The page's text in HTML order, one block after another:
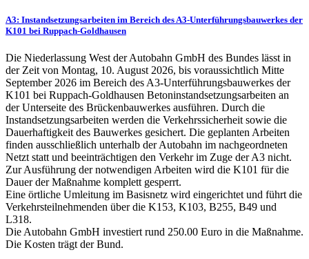
A3: Instandsetzungsarbeiten im Bereich des A3-Unterführungsbauwerkes der
K101 bei Ruppach-Goldhausen
Die Niederlassung West der Autobahn GmbH des Bundes lässt in
der Zeit von Montag, 10. August 2026, bis voraussichtlich Mitte
September 2026 im Bereich des A3-Unterführungsbauwerkes der
K101 bei Ruppach-Goldhausen Betoninstandsetzungsarbeiten an
der Unterseite des Brückenbauwerkes ausführen. Durch die
Instandsetzungsarbeiten werden die Verkehrssicherheit sowie die
Dauerhaftigkeit des Bauwerkes gesichert. Die geplanten Arbeiten
finden ausschließlich unterhalb der Autobahn im nachgeordneten
Netzt statt und beeinträchtigen den Verkehr im Zuge der A3 nicht.
Zur Ausführung der notwendigen Arbeiten wird die K101 für die
Dauer der Maßnahme komplett gesperrt.
Eine örtliche Umleitung im Basisnetz wird eingerichtet und führt die
Verkehrsteilnehmenden über die K153, K103, B255, B49 und
L318.
Die Autobahn GmbH investiert rund 250.00 Euro in die Maßnahme.
Die Kosten trägt der Bund.